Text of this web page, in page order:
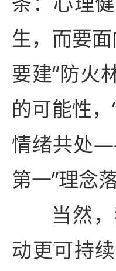
生，而要
要建“防火
的可能性
情绪共处
第一”理念
当然
动更可持